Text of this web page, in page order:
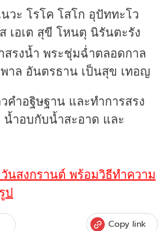
วะ โรโค โสโก อุปัททะโว
เอเต สุขี โหนตุ นิรันตะรัง
สรงน้ำ พระชุ่มฉ่ำตลอดกาล
าล อันตรธาน เป็นสุข เทอญ
คำอฐิษฐาน และทำการสรง
ำอบกับน้ำสะอาด และ
วันสงกรานต์ พร้อมวิธีทำความ
ป
Copy link